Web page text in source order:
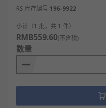
RS 库存编号 196-9922
小计（1 批，共 1 件）
RMB559.60(不含税)
数量